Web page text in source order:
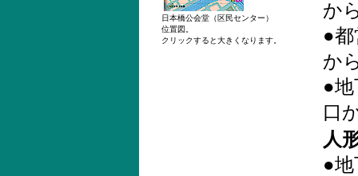
日本橋公会堂（区民センター）
位置図。
クリックすると大きくなります。
か
●
か
●
口
人
●